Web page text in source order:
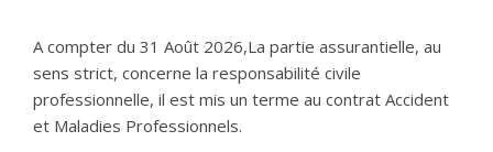
A compter du 31 Août 2026,La partie assurantielle, au
sens strict, concerne la responsabilité civile
professionnelle, il est mis un terme au contrat Accident
et Maladies Professionnels.